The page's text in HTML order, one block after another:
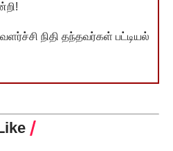
நிதி தந்தவர்கள் பட்டியல்